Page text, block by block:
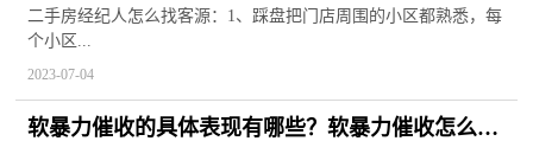
有哪些？
二手房经纪人怎么找客源：1、踩盘把门店周围的小区都熟悉，每
个小区...
2023-07-04
软暴力催收的具体表现有哪些？软暴力催收怎么举